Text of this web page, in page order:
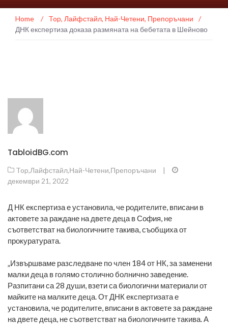
Home / Top, Лайфстайл, Най-Четени, Препоръчани
/
ДНК експертиза доказа размяната на бебетата в Шейново
TabloidBG.com
Top,Лайфстайл,Най-Четени,Препоръчани
|
декември 21, 2022
Д НК експертиза е установила, че родителите, вписани в
актовете за раждане на двете деца в София, не
съответстват на биологичните такива, съобщиха от
прокуратурата.
„Извършваме разследване по член 184 от НК, за заменени
малки деца в голямо столично болнично заведение.
Разпитани са 28 души, взети са биологични материали от
майките на малките деца. От ДНК експертизата е
установила, че родителите, вписани в актовете за раждане
на двете деца, не съответстват на биологичните такива. А